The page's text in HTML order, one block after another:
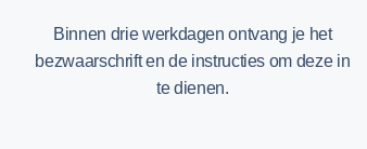
Binnen drie werkdagen ontvang je het
bezwaarschrift en de instructies om deze in
te dienen.